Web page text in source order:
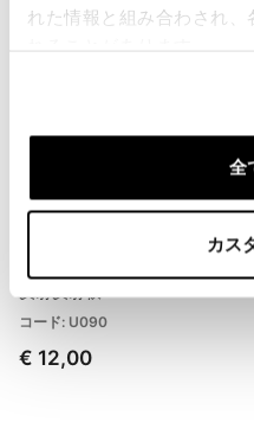
れた情報と組み合わされ、
全
カス
コード: U090
€ 12,00